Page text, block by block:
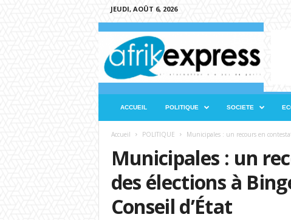
JEUDI, AOÛT 6, 2026
e
ACCUEIL POLITIQUE SOCIETE
Accueil POLITIQUE Municipales : un recours en
Municipales : un
des élections à
Conseil d’État